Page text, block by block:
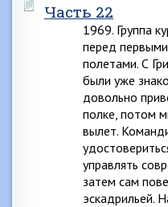
Часть 22
1969. Группа
перед
полетами. С
были уже
довольно
полке, потом
вылет.
управлять
затем сам
эскадрильей.